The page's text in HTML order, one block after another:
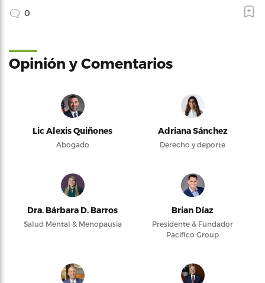
0
Opinión y Comentarios
Lic Alexis Quiñones
Abogado
Adriana Sánchez
Derecho y deporte
Dra. Bárbara D. Barros
Salud Mental & Menopausia
Brian Díaz
Presidente & Fundador
Pacifico Group